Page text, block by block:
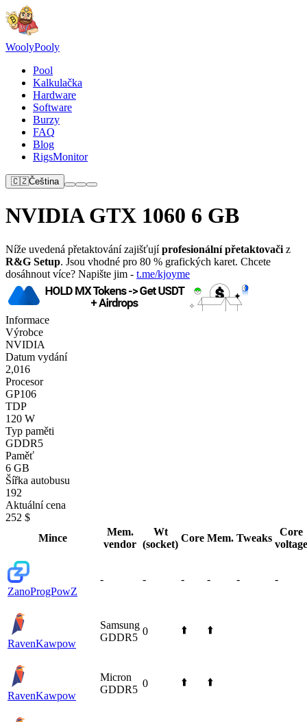
WoolyPooly
Pool
Kalkulačka
Hardware
Software
Burzy
FAQ
Blog
RigsMonitor
🇨🇿Čeština
NVIDIA GTX 1060 6 GB
Níže uvedená přetaktování zajišťujíprofesionální přetaktovači z
R&G Setup. Jsou vhodné pro 80 % grafických karet. Chcete
dosáhnout více? Napište jim - t.me/kjoyme
Informace
Výrobce
NVIDIA
Datum vydání
2,016
Procesor
GP106
TDP
120 W
Typ paměti
GDDR5
Paměť
6 GB
Šířka autobusu
192
Aktuální cena
252 $
Mince
Mem.
vendor
Wt
(socket)
Core Mem. Tweaks
Core
voltage
ZanoProgPowZ
- - - - - -
RavenKawpow
Samsung
GDDR5
0 ⬆️ ⬆️
RavenKawpow
Micron
GDDR5
0 ⬆️ ⬆️